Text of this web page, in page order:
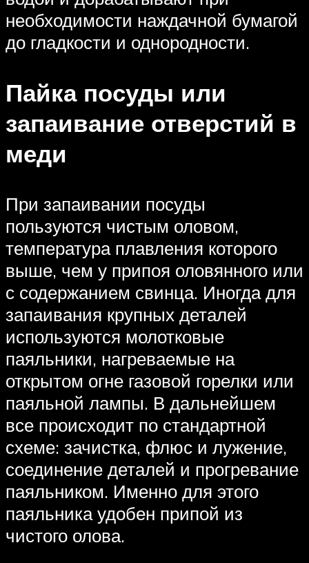
необходимости наждачной бумагой
до гладкости и однородности.
Пайка посуды или
запаивание отверстий в
меди
При запаивании посуды
пользуются чистым оловом,
температура плавления которого
выше, чем у припоя оловянного или
с содержанием свинца. Иногда для
запаивания крупных деталей
используются молотковые
паяльники, нагреваемые на
открытом огне газовой горелки или
паяльной лампы. В дальнейшем
все происходит по стандартной
схеме: зачистка, флюс и лужение,
соединение деталей и прогревание
паяльником. Именно для этого
паяльника удобен припой из
чистого олова.